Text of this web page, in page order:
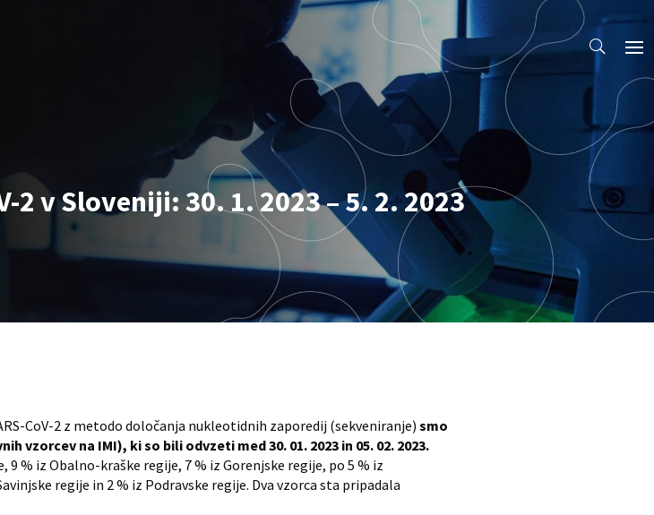
2 v Sloveniji: 30. 1. 2023 – 5. 2. 2023
CoV-2 z metodo določanja nukleotidnih zaporedij (sekveniranje) smo
vzorcev na IMI), ki so bili odvzeti med 30. 01. 2023 in 05. 02. 2023.
% iz Obalno-kraške regije, 7 % iz Gorenjske regije, po 5 % iz
regije in 2 % iz Podravske regije. Dva vzorca sta pripadala